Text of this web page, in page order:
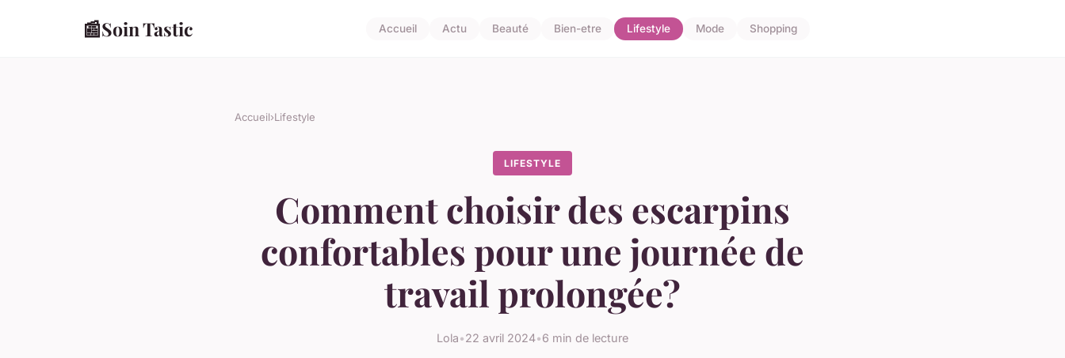
📰Soin Tastic Accueil Actu Beauté Bien-etre Lifestyle Mode Shopping
Accueil›Lifestyle
LIFESTYLE
Comment choisir des escarpins
confortables pour une journée de
travail prolongée?
Lola•22 avril 2024•6 min de lecture